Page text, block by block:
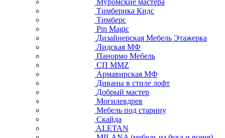
Тимберика Кидс
Тимберс
Pin Magic
Дизайнерская Мебель Этажерка
Лидская МФ
Панормо Мебель
СП ММZ
Армавирская МФ
Диваны в стиле лофт
Добрый мастер
Могилевдрев
Мебель под старину
Скайда
ALETAN